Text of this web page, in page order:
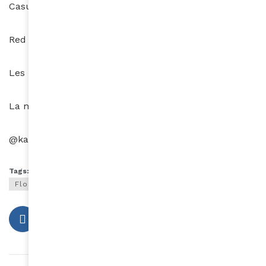
Casual n°1 : Total look
Red Carpet : Robe
Les bijoux : Julien d’Orcel
La montre : Charriol.
@karine_Oriot
Tags:
Flora Coquerel;Miss France 2014;mode;look;fashion